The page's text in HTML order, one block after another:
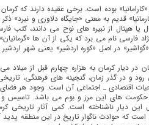
بوده است. برخی عقیده دارند كه
قدیم به معنی «جایگاه دلاوری و نبرد»
یا هپتال از نبیره های نوح می دانند، كتب
نام می برد كه یكی از آن ها
در اصل «كوره اردشیر» یعنی شهر
در دیار كرمان به هزاره چهارم قبل از میلاد
و در گذر زمان، گنجینه های فرهنگی،
اقتصادی ـ اجتماعی آن است. وجود هر
و حكومت های این مرز و بوم می باشد. تاسیس
دیار ناشناخته است. کمی آثار تاریخی
كه حوادث ناگوار تاریخ در این منطقه